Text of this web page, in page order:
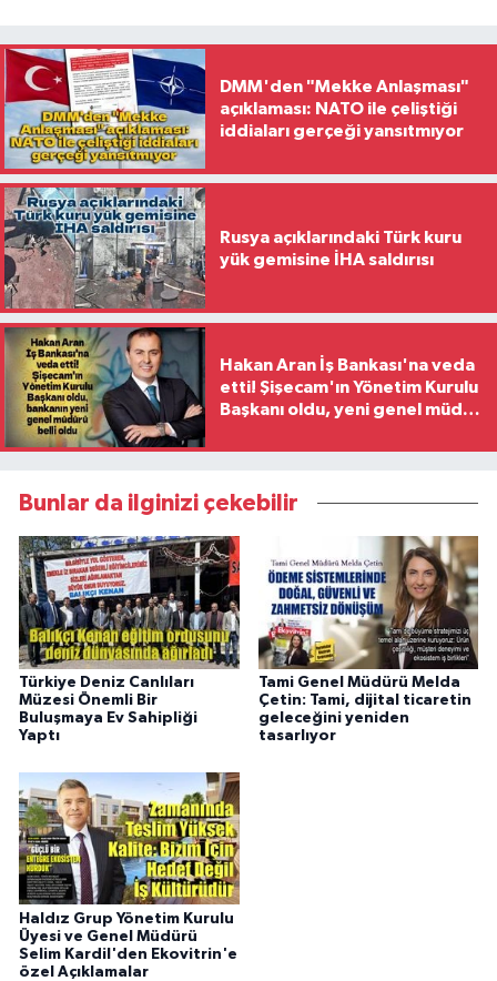
DMM'den "Mekke Anlaşması"
açıklaması: NATO ile çeliştiği
iddiaları gerçeği yansıtmıyor
Rusya açıklarındaki Türk kuru
yük gemisine İHA saldırısı
Hakan Aran İş Bankası'na veda
etti! Şişecam'ın Yönetim Kurulu
Başkanı oldu, yeni genel müdür
Bunlar da ilginizi çekebilir
Türkiye Deniz Canlıları
Müzesi Önemli Bir
Buluşmaya Ev Sahipliği
Yaptı
Tami Genel Müdürü Melda
Çetin: Tami, dijital ticaretin
geleceğini yeniden
tasarlıyor
Haldız Grup Yönetim Kurulu
Üyesi ve Genel Müdürü
Selim Kardil'den Ekovitrin'e
özel Açıklamalar